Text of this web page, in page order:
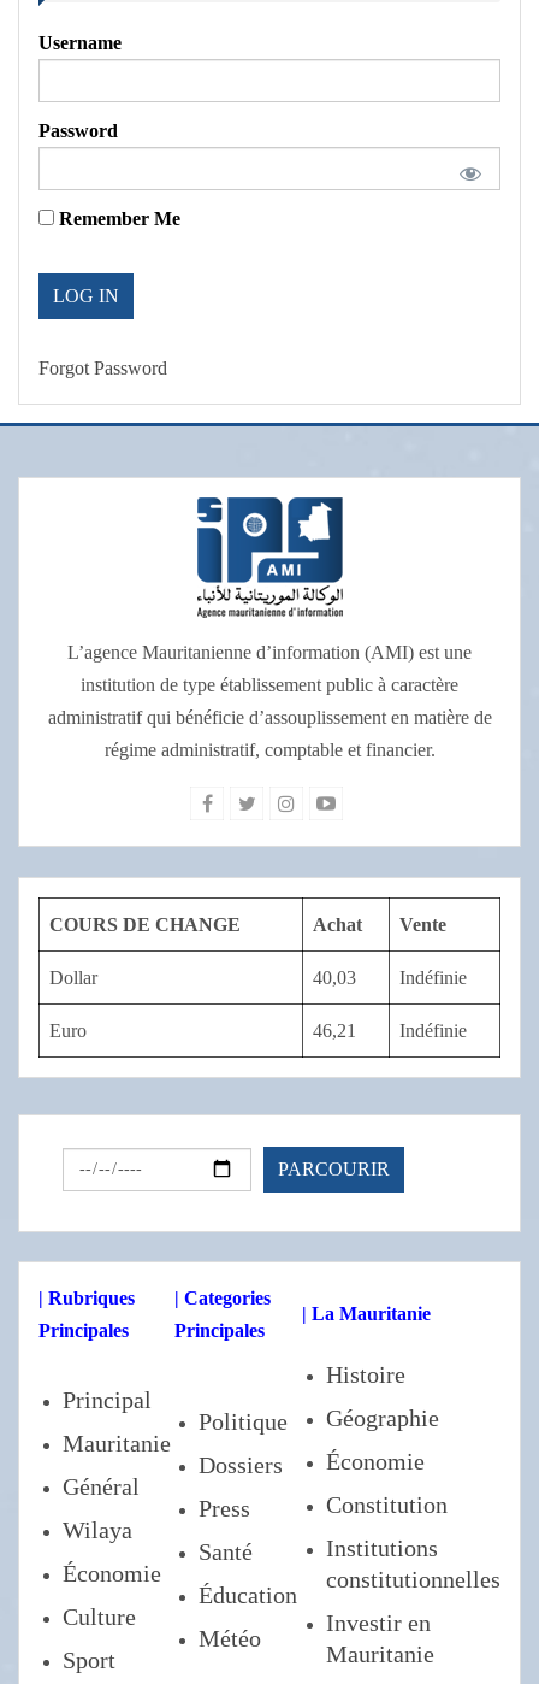
Username
Password
Remember Me
Forgot Password
L’agence Mauritanienne d’information (AMI) est une
institution de type établissement public à caractère
administratif qui bénéficie d’assouplissement en matière de
régime administratif, comptable et financier.
COURS DE CHANGE Achat Vente
Dollar 40,03 Indéfinie
Euro 46,21 Indéfinie
| Rubriques
Principales
| Categories
Principales
| La Mauritanie
Principal
Mauritanie
Général
Wilaya
Économie
Culture
Sport
Politique
Dossiers
Press
Santé
Éducation
Météo
Histoire
Géographie
Économie
Constitution
Institutions
constitutionnelles
Investir en
Mauritanie